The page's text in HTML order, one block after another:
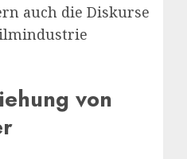
auch die Diskurse
von